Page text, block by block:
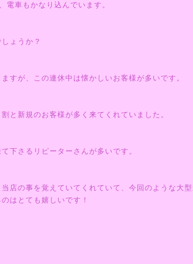
電車もかなり込んでいます。
ょうか？
すが、この連休中は懐かしいお客様が多いです。
と新規のお客様が多く来てくれていました。
下さるリピーターさんが多いです。
店の事を覚えていてくれていて、今回のような大型
はとても嬉しいです！